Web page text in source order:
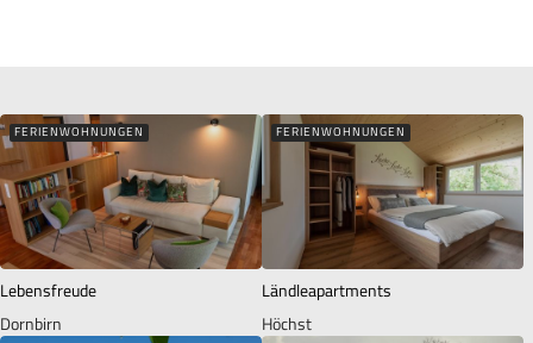
FERIENWOHNUNGEN
Lebensfreude
Dornbirn
FERIENWOHNUNGEN
Ländleapartments
Höchst